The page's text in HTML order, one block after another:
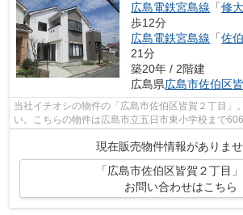
広島電鉄宮島線 「修
歩12分
広島電鉄宮島線 「佐
21分
築20年 / 2階建
広島県広島市佐伯区
当社イチオシの物件の「広島市佐伯区皆賀２丁目」
い。こちらの物件は広島市立五日市東小学校まで
現在販売物件情報がありませ
「広島市佐伯区皆賀２丁目
お問い合わせはこちら